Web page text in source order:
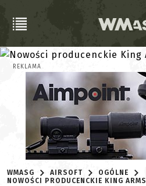
REKLAMA
WMASG AIRSOFT
OGÓLNE
NOWOŚCI PRODUCENCKIE KING ARMS